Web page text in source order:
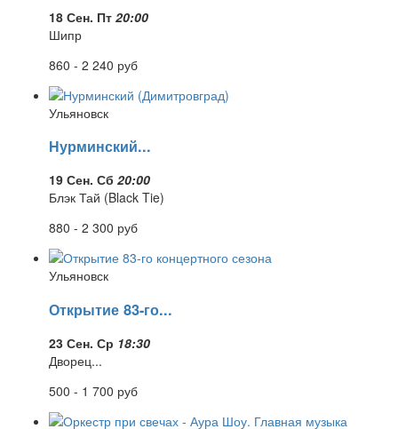
18 Сен. Пт 20:00
Шипр
860 - 2 240 руб
Ульяновск
Нурминский...
19 Сен. Сб 20:00
Блэк Тай (Black Tie)
880 - 2 300 руб
Ульяновск
Открытие 83-го...
23 Сен. Ср 18:30
Дворец...
500 - 1 700 руб